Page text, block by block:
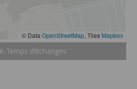
© Data OpenStreetMap, Tiles Mapbox
Temps d’échanges